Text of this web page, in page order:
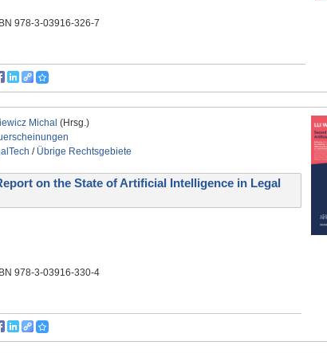
978-3-03916-326-7
Michal (Hrsg.)
/ Übrige Rechtsgebiete
on the State of Artificial Intelligence in Legal
978-3-03916-330-4